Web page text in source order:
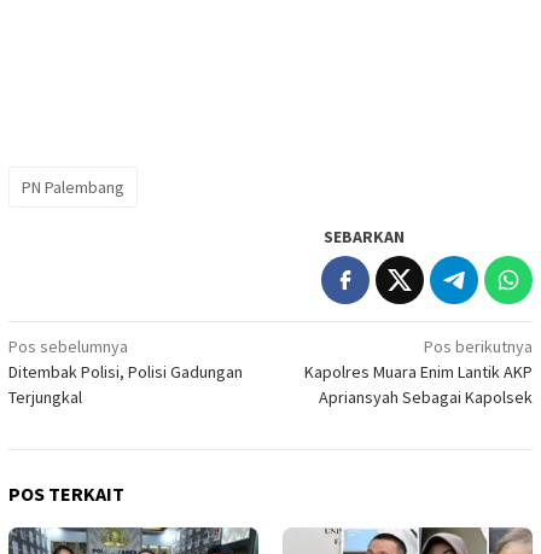
PN Palembang
SEBARKAN
Navigasi
pos
Pos sebelumnya
Ditembak Polisi, Polisi Gadungan
Terjungkal
Pos berikutnya
Kapolres Muara Enim Lantik AKP
Apriansyah Sebagai Kapolsek
POS TERKAIT